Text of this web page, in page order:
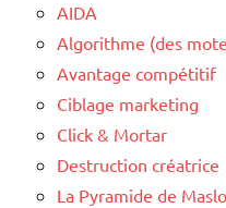
AIDA
Algorithme (des
Avantage compétitif
Ciblage marketing
Click & Mortar
Destruction créatrice
La Pyramide de